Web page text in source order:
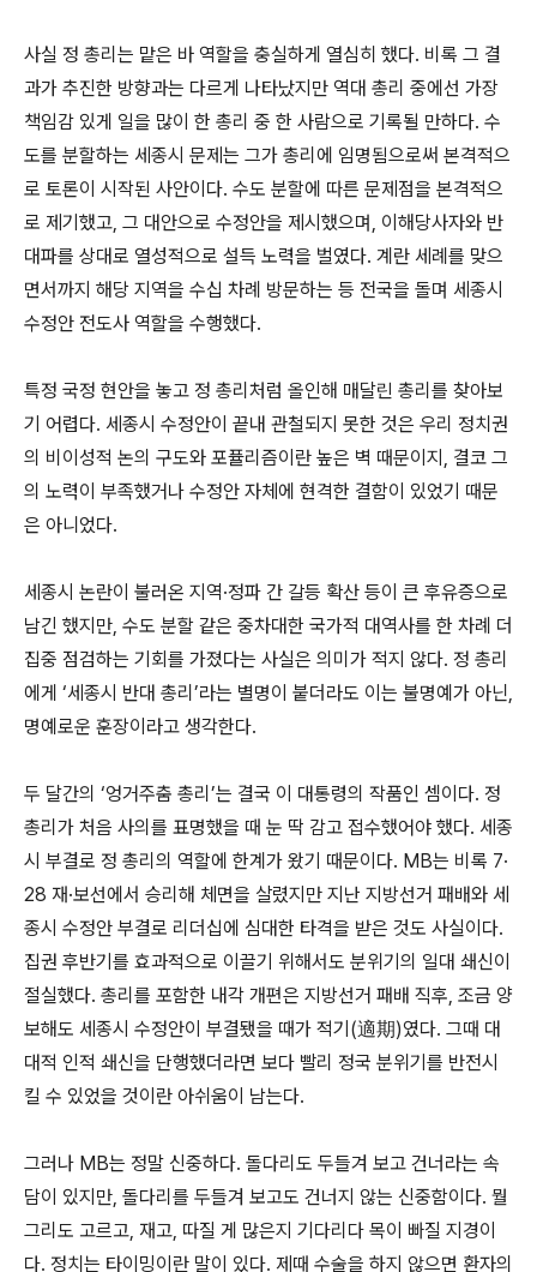
사실 정 총리는 맡은 바 역할을 충실하게 열심히 했다. 비록 그 결
과가 추진한 방향과는 다르게 나타났지만 역대 총리 중에선 가장
책임감 있게 일을 많이 한 총리 중 한 사람으로 기록될 만하다. 수
도를 분할하는 세종시 문제는 그가 총리에 임명됨으로써 본격적으
로 토론이 시작된 사안이다. 수도 분할에 따른 문제점을 본격적으
로 제기했고, 그 대안으로 수정안을 제시했으며, 이해당사자와 반
대파를 상대로 열성적으로 설득 노력을 벌였다. 계란 세례를 맞으
면서까지 해당 지역을 수십 차례 방문하는 등 전국을 돌며 세종시
수정안 전도사 역할을 수행했다.
특정 국정 현안을 놓고 정 총리처럼 올인해 매달린 총리를 찾아보
기 어렵다. 세종시 수정안이 끝내 관철되지 못한 것은 우리 정치권
의 비이성적 논의 구도와 포퓰리즘이란 높은 벽 때문이지, 결코 그
의 노력이 부족했거나 수정안 자체에 현격한 결함이 있었기 때문
은 아니었다.
세종시 논란이 불러온 지역·정파 간 갈등 확산 등이 큰 후유증으로
남긴 했지만, 수도 분할 같은 중차대한 국가적 대역사를 한 차례 더
집중 점검하는 기회를 가졌다는 사실은 의미가 적지 않다. 정 총리
에게 ‘세종시 반대 총리’라는 별명이 붙더라도 이는 불명예가 아닌,
명예로운 훈장이라고 생각한다.
두 달간의 ‘엉거주춤 총리’는 결국 이 대통령의 작품인 셈이다. 정
총리가 처음 사의를 표명했을 때 눈 딱 감고 접수했어야 했다. 세종
시 부결로 정 총리의 역할에 한계가 왔기 때문이다. MB는 비록 7·
28 재·보선에서 승리해 체면을 살렸지만 지난 지방선거 패배와 세
종시 수정안 부결로 리더십에 심대한 타격을 받은 것도 사실이다.
집권 후반기를 효과적으로 이끌기 위해서도 분위기의 일대 쇄신이
절실했다. 총리를 포함한 내각 개편은 지방선거 패배 직후, 조금 양
보해도 세종시 수정안이 부결됐을 때가 적기(適期)였다. 그때 대
대적 인적 쇄신을 단행했더라면 보다 빨리 정국 분위기를 반전시
킬 수 있었을 것이란 아쉬움이 남는다.
그러나 MB는 정말 신중하다. 돌다리도 두들겨 보고 건너라는 속
담이 있지만, 돌다리를 두들겨 보고도 건너지 않는 신중함이다. 뭘
그리도 고르고, 재고, 따질 게 많은지 기다리다 목이 빠질 지경이
다. 정치는 타이밍이란 말이 있다. 제때 수술을 하지 않으면 환자의